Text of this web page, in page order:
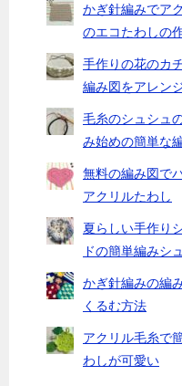
かぎ針編みでア
のエコたわしの
手作りの花のカ
編み図をアレン
毛糸のシュシュ
み始めの簡単な
無料の編み図で
アクリルたわし
夏らしい手作り
ドの簡単編みシ
かぎ針編みの編
くるむ方法
アクリル毛糸で
わしが可愛い